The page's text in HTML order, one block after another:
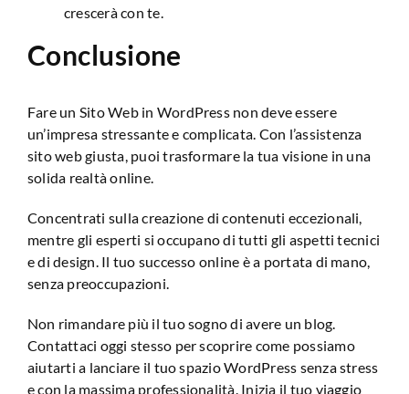
crescerà con te.
Conclusione
Fare un Sito Web in WordPress non deve essere
un’impresa stressante e complicata. Con l’assistenza
sito web giusta, puoi trasformare la tua visione in una
solida realtà online.
Concentrati sulla creazione di contenuti eccezionali,
mentre gli esperti si occupano di tutti gli aspetti tecnici
e di design. Il tuo successo online è a portata di mano,
senza preoccupazioni.
Non rimandare più il tuo sogno di avere un blog.
Contattaci oggi stesso per scoprire come possiamo
aiutarti a lanciare il tuo spazio WordPress senza stress
e con la massima professionalità. Inizia il tuo viaggio